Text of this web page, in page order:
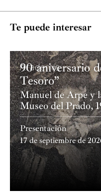
Te puede interesar
Academia
90 aniversario
Tesoro”
Manuel de Arpe y
Museo del Prado,
Presentación
17 de septiembre de